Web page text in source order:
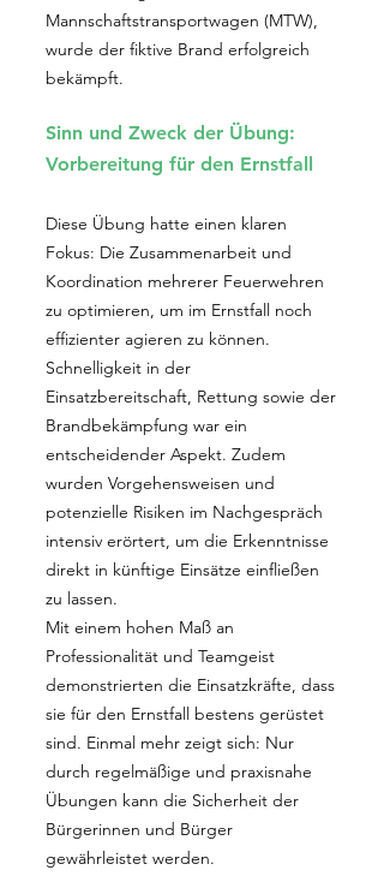
Mannschaftstransportwagen (MTW),
wurde der fiktive Brand erfolgreich
bekämpft.
Sinn und Zweck der Übung:
Vorbereitung für den Ernstfall
Diese Übung hatte einen klaren
Fokus: Die Zusammenarbeit und
Koordination mehrerer Feuerwehren
zu optimieren, um im Ernstfall noch
effizienter agieren zu können.
Schnelligkeit in der
Einsatzbereitschaft, Rettung sowie der
Brandbekämpfung war ein
entscheidender Aspekt. Zudem
wurden Vorgehensweisen und
potenzielle Risiken im Nachgespräch
intensiv erörtert, um die Erkenntnisse
direkt in künftige Einsätze einfließen
zu lassen.
Mit einem hohen Maß an
Professionalität und Teamgeist
demonstrierten die Einsatzkräfte, dass
sie für den Ernstfall bestens gerüstet
sind. Einmal mehr zeigt sich: Nur
durch regelmäßige und praxisnahe
Übungen kann die Sicherheit der
Bürgerinnen und Bürger
gewährleistet werden.